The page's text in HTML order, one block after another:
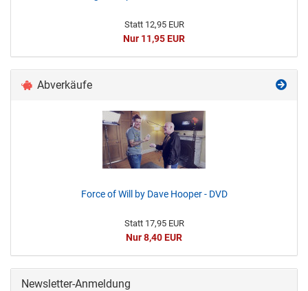
Statt 12,95 EUR
Nur 11,95 EUR
Abverkäufe
Force of Will by Dave Hooper - DVD
Statt 17,95 EUR
Nur 8,40 EUR
Newsletter-Anmeldung